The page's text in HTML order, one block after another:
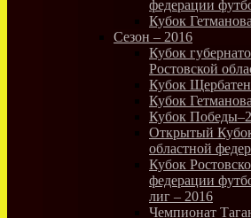
федерации
Кубок
Сезон – 2016
Кубок
Ростовской
Кубок
Кубок
Кубок
Открытый
областной
Кубок
федерации
лиг – 2016
Чемпионат